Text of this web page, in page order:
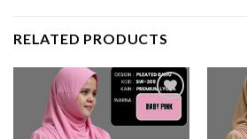
RELATED PRODUCTS
Add to
wishlist